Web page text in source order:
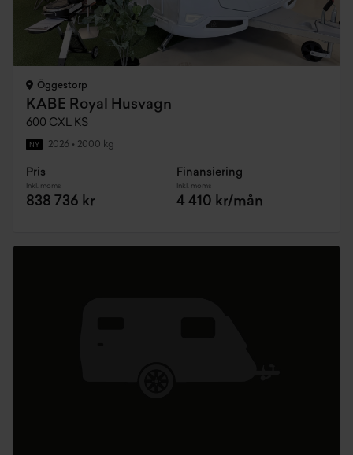
Öggestorp
KABE Royal Husvagn
600 CXL KS
NY 2026 • 2000 kg
Pris
Inkl. moms
838 736 kr
Finansiering
Inkl. moms
4 410 kr/mån